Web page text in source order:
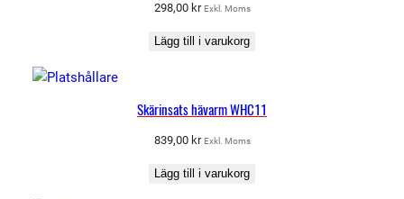
298,00 kr Exkl. Moms
Lägg till i varukorg
Skärinsats hävarm WHC11
839,00 kr Exkl. Moms
Lägg till i varukorg